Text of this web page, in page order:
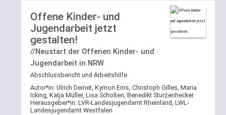
Offene Kinder- und
Jugendarbeit jetzt
gestalten!
//Neustart der Offenen Kinder- und
Jugendarbeit in NRW
Abschlussbericht und Arbeitshilfe
Autor*in: Ulrich Deinet, Kymon Ems, Christoph Gilles, Maria
Icking, Katja Müller, Lisa Scholten, Benedikt Sturzenhecker
Herausgeber*in: LVR-Landesjugendamt Rheinland, LWL-
Landesjugendamt Westfalen